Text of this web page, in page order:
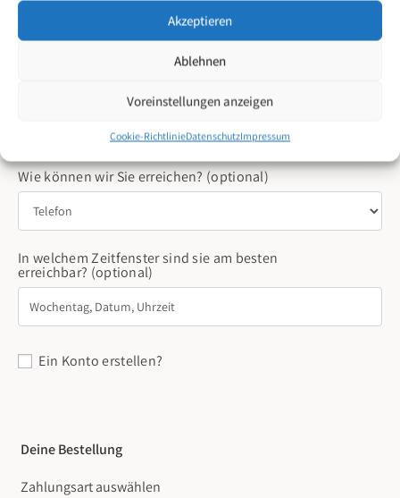
Akzeptieren
Ablehnen
Voreinstellungen anzeigen
Cookie-RichtlinieDatenschutzImpressum
Wie können wir Sie erreichen?(optional)
In welchem Zeitfenster sind sie am besten
erreichbar? (optional)
Ein Konto erstellen?
Deine Bestellung
Zahlungsart auswählen